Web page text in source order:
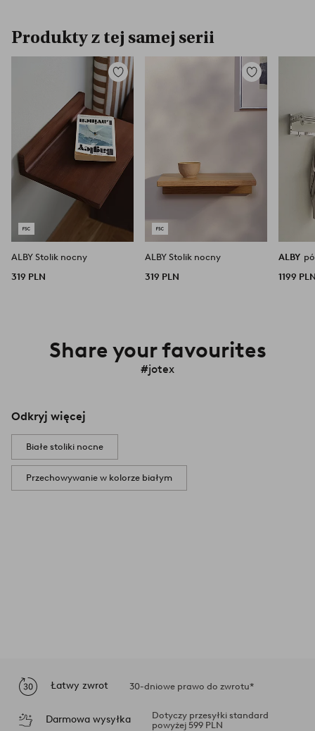
Produkty z tej samej serii
Dodaj
do
ulubionych
ALBY Stolik nocny
319 PLN
Dodaj
ALBY Stolik nocny
319 PLN
ALBY
1199
Share your favourites
#jotex
Odkryj więcej
Białe stoliki nocne
Przechowywanie w kolorze białym
Łatwy zwrot 30-dniowe prawo do zwrotu*
Darmowa wysyłka
Dotyczy przesyłki standard
powyżej 599 PLN